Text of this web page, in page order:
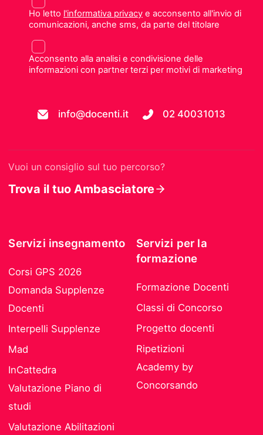
Ho letto l'informativa privacye acconsento all'invio di
comunicazioni, anche sms, da parte del titolare
Acconsento alla analisi e condivisione delle
informazioni con partner terzi per motivi di marketing
info@docenti.it 02 40031013
Vuoi un consiglio sul tuo percorso?
Trova il tuo Ambasciatore
Servizi insegnamento
Corsi GPS 2026
Domanda Supplenze
Docenti
Interpelli Supplenze
Mad
InCattedra
Valutazione Piano di
studi
Valutazione Abilitazioni
Servizi per la
formazione
Formazione Docenti
Classi di Concorso
Progetto docenti
Ripetizioni
Academy by
Concorsando